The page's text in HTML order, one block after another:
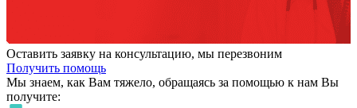
Оставить заявку на консультацию, мы перезвоним
Получить помощь
Мы знаем, как Вам тяжело, обращаясь за помощью к нам Вы
получите: